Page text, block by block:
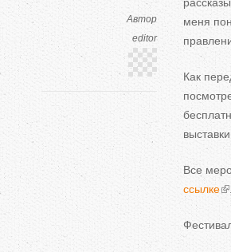
Автор
editor
меня
Как
выставки.
Все
ссылке